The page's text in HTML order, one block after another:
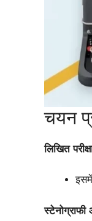
चयन
लिखित